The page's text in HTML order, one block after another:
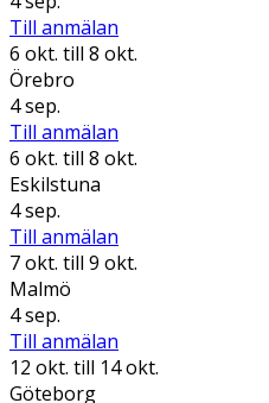
Till anmälan
6 okt. till 8 okt.
Örebro
4 sep.
Till anmälan
6 okt. till 8 okt.
Eskilstuna
4 sep.
Till anmälan
7 okt. till 9 okt.
Malmö
4 sep.
Till anmälan
12 okt. till 14 okt.
Göteborg